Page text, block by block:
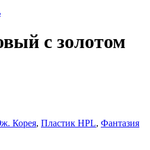
с золотом
Корея, Пластик HPL, Фантазия